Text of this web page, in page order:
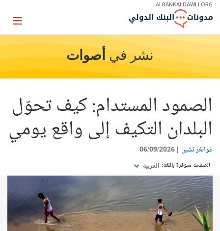
Skip
Main
ALBANKALDAWLI.ORG
Page
نشر في أصوات
الصمود المستدام: كيف تحوّل
البلدان التكيف إلى واقع يومي
غوانغز تشين 06/09/2026
الصفحة متوفرة باللغة: العربية